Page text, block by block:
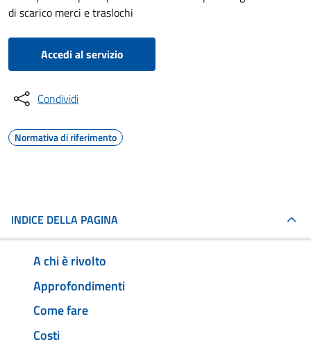
di scarico merci e traslochi
Accedi al servizio
Condividi
Normativa di riferimento
INDICE DELLA PAGINA
A chi è rivolto
Approfondimenti
Come fare
Costi